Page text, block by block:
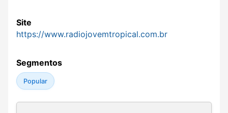
Site
https://www.radiojovemtropical.com.br
Segmentos
Popular